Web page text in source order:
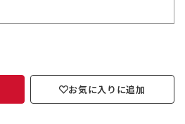
お気に入りに追加